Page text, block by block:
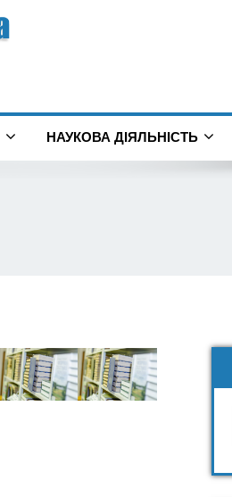
НАУКОВА ДІЯЛЬНІСТЬ